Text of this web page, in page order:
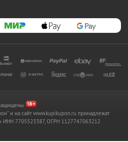
и на сайт www.kupikupon.ru принадлежат
ИНН 7705523387, ОГРН 1127747063212